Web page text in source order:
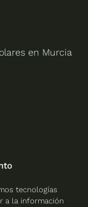
tecnologías
a la información
en Murcia